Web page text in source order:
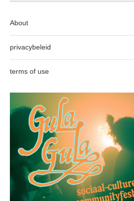
About
privacybeleid
terms of use